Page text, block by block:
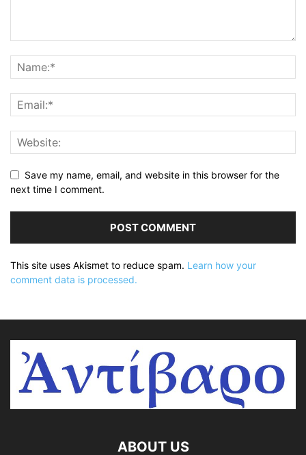
Save my name, email, and website in this browser for the
next time I comment.
This site uses Akismet to reduce spam. Learn how your
comment data is processed.
ABOUT US